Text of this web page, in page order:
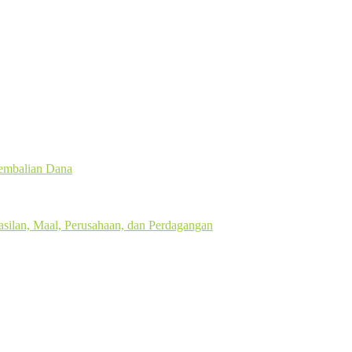
Dana
Maal, Perusahaan, dan Perdagangan